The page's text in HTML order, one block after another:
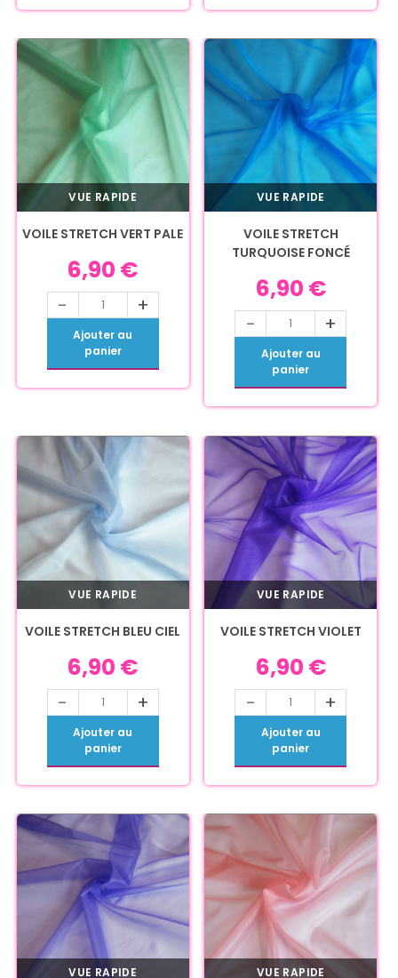
VUE RAPIDE
VOILE STRETCH VERT PALE
6,90 €
- +
Ajouter au
panier
VUE RAPIDE
VOILE STRETCH
TURQUOISE FONCÉ
6,90 €
- +
Ajouter au
panier
VUE RAPIDE
VOILE STRETCH BLEU CIEL
6,90 €
- +
Ajouter au
panier
VUE RAPIDE
VOILE STRETCH VIOLET
6,90 €
- +
Ajouter au
panier
VUE RAPIDE VUE RAPIDE